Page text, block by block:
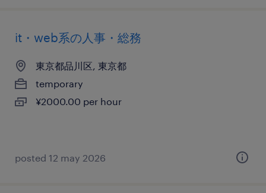
it・web系の人事・総務
東京都品川区, 東京都
temporary
¥2000.00 per hour
posted 12 may 2026